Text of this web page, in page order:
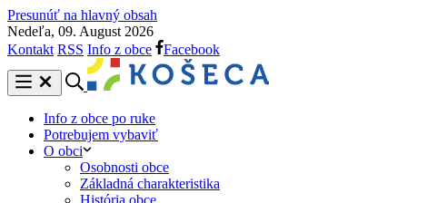
Presunúť na hlavný obsah
Nedeľa, 09. August 2026
Kontakt RSS Info z obce Facebook
Info z obce po ruke
Potrebujem vybaviť
O obci
Osobnosti obce
Základná charakteristika
História obce